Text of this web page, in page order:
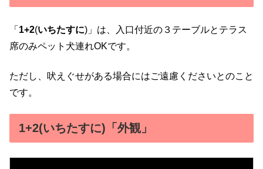
「 1+2(いちたすに)」は、入口付近の３テーブルとテラス
席のみペット犬連れOKです。
ただし、吠えぐせがある場合にはご遠慮くださいとのこと
です。
1+2(いちたすに)「外観」